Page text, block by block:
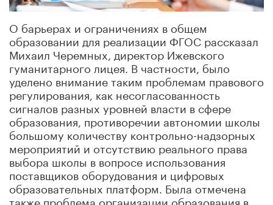
О барьерах и ограничениях в общем
образовании для реализации ФГОС рассказал
Михаил Черемных, директор Ижевского
гуманитарного лицея. В частности, было
уделено внимание таким проблемам правового
регулирования, как несогласованность
сигналов разных уровней власти в сфере
образования, противоречии автономии школы
большому количеству контрольно-надзорных
мероприятий и отсутствию реального права
выбора школы в вопросе использования
поставщиков оборудования и цифровых
образовательных платформ. Была отмечена
также проблема организации образования в